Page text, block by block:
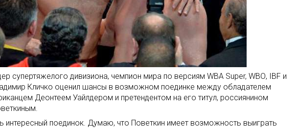
супертяжелого дивизиона, чемпион мира по версиям WBA Super, WBО, IBF и
Кличко оценил шансы в возможном поединке между обладателем
Деонтеем Уайлдером и претендентом на его титул, россиянином
интересный поединок. Думаю, что Поветкин имеет возможность выиграть